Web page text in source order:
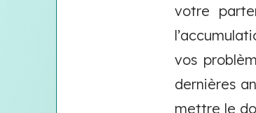
votre
vos
dernières
mettre le